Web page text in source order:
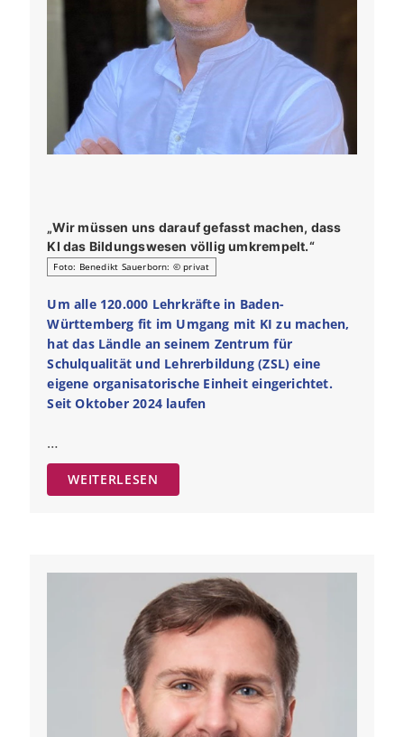
„Wir müssen uns darauf gefasst machen, dass
KI das Bildungswesen völlig umkrempelt.“
Foto: Benedikt Sauerborn: © privat
Um alle 120.000 Lehrkräfte in Baden-
Württemberg fit im Umgang mit KI zu machen,
hat das Ländle an seinem Zentrum für
Schulqualität und Lehrerbildung (ZSL) eine
eigene organisatorische Einheit eingerichtet.
Seit Oktober 2024 laufen
…
WEITERLESEN